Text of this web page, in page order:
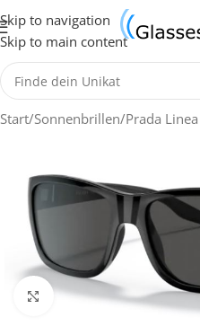
Skip to navigation
Skip to main content
Start/Sonnenbrillen/Prada
Klick zum Vergrößern